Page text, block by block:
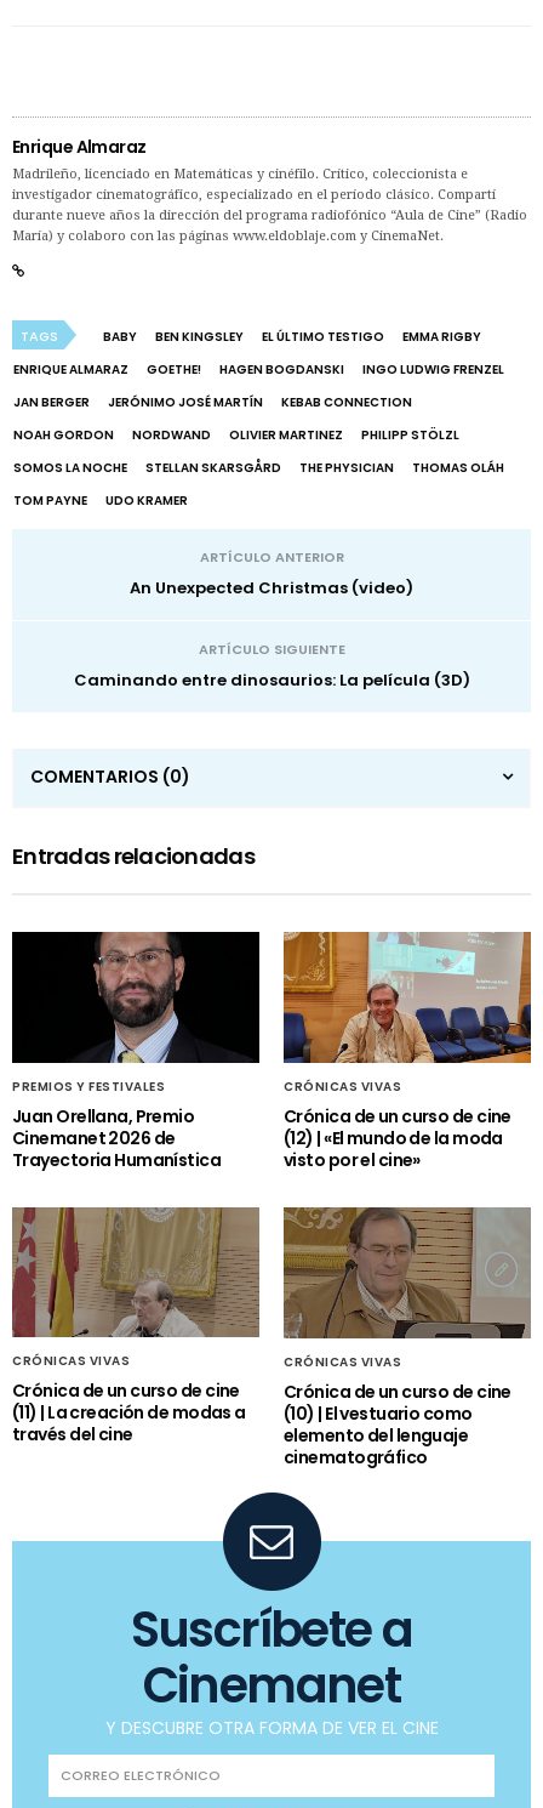
Enrique Almaraz
Madrileño, licenciado en Matemáticas y cinéfilo. Crítico, coleccionista e
investigador cinematográfico, especializado en el período clásico. Compartí
durante nueve años la dirección del programa radiofónico “Aula de Cine” (Radio
María) y colaboro con las páginas www.eldoblaje.com y CinemaNet.
TAGS BABY BEN KINGSLEY EL ÚLTIMO TESTIGO
EMMA RIGBY
ENRIQUE ALMARAZ
GOETHE! HAGEN BOGDANSKI
INGO LUDWIG FRENZEL
JAN BERGER
JERÓNIMO JOSÉ MARTÍN
KEBAB CONNECTION
NOAH GORDON
NORDWAND OLIVIER MARTINEZ
PHILIPP STÖLZL
SOMOS LA NOCHE
STELLAN SKARSGÅRD THE PHYSICIAN
THOMAS OLÁH
TOM PAYNE
UDO KRAMER
ARTÍCULO ANTERIOR
An Unexpected Christmas (video)
ARTÍCULO SIGUIENTE
Caminando entre dinosaurios: La película (3D)
COMENTARIOS (0)
Entradas relacionadas
PREMIOS Y FESTIVALES
Juan Orellana, Premio
Cinemanet 2026 de
Trayectoria Humanística
CRÓNICAS VIVAS
Crónica de un curso de cine
(12) | «El mundo de la moda
visto por el cine»
CRÓNICAS VIVAS
Crónica de un curso de cine
(11) | La creación de modas a
través del cine
CRÓNICAS VIVAS
Crónica de un curso de cine
(10) | El vestuario como
elemento del lenguaje
cinematográfico
Suscríbete a
Cinemanet
Y DESCUBRE OTRA FORMA DE VER EL CINE